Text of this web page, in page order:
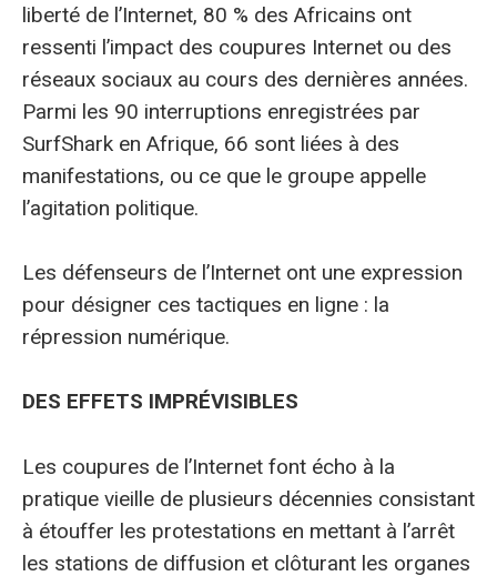
liberté de l’Internet, 80 % des Africains ont
ressenti l’impact des coupures Internet ou des
réseaux sociaux au cours des dernières années.
Parmi les 90 interruptions enregistrées par
SurfShark en Afrique, 66 sont liées à des
manifestations, ou ce que le groupe appelle
l’agitation politique.
Les défenseurs de l’Internet ont une expression
pour désigner ces tactiques en ligne : la
répression numérique.
DES EFFETS IMPRÉVISIBLES
Les coupures de l’Internet font écho à la
pratique vieille de plusieurs décennies consistant
à étouffer les protestations en mettant à l’arrêt
les stations de diffusion et clôturant les organes